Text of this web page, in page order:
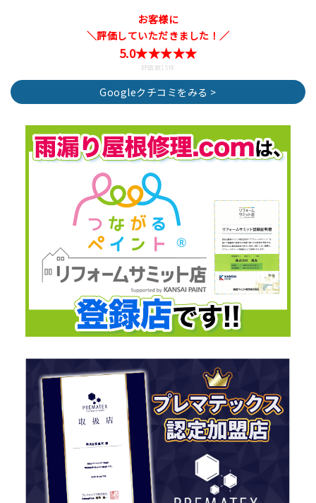
お客様に
＼評価していただきました！／
5.0★★★★★
評価数15件
Googleクチコミをみる >